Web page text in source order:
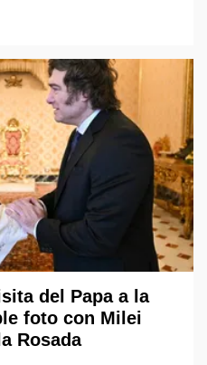
del Papa a la
foto con Milei
Rosada